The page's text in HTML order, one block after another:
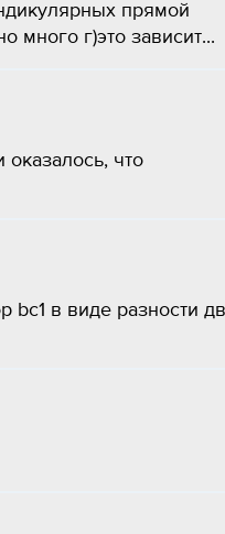
прямой
много г)это зависит...
оказалось, что
bc1 в виде разности